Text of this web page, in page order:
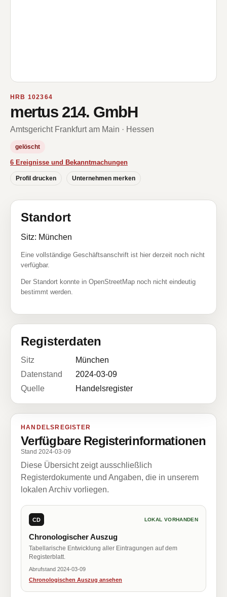
HRB 102364
mertus 214. GmbH
Amtsgericht Frankfurt am Main · Hessen
gelöscht
6 Ereignisse und Bekanntmachungen
Profil drucken Unternehmen merken
Standort
Sitz: München
Eine vollständige Geschäftsanschrift ist hier derzeit noch nicht
verfügbar.
Der Standort konnte in OpenStreetMap noch nicht eindeutig
bestimmt werden.
Registerdaten
Sitz
München
Datenstand
2024-03-09
Quelle
Handelsregister
HANDELSREGISTER
Verfügbare Registerinformationen
Stand 2024-03-09
Diese Übersicht zeigt ausschließlich
Registerdokumente und Angaben, die in unserem
lokalen Archiv vorliegen.
CD LOKAL VORHANDEN
Chronologischer Auszug
Tabellarische Entwicklung aller Eintragungen auf dem
Registerblatt.
Abrufstand 2024-03-09
Chronologischen Auszug ansehen